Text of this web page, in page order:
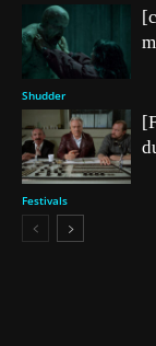
Shudder
Festivals